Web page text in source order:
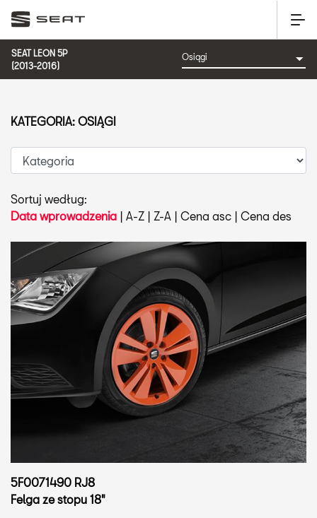
SEAT LEON 5P
(2013-2016)
Sortuj według:
Data wprowadzenia | A-Z | Z-A | Cena asc | Cena des
5F0071490 RJ8
Felga ze stopu 18"
KATEGORIA: OSIĄGI